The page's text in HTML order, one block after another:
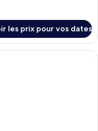
les prix pour vos dates